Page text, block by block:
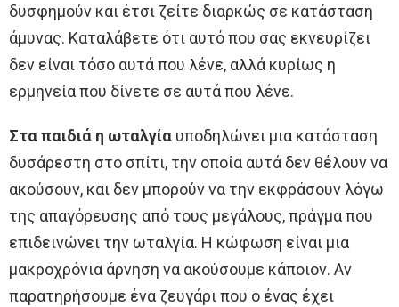
δυσφημούν και έτσι ζείτε διαρκώς σε κατάσταση
άμυνας. Καταλάβετε ότι αυτό που σας εκνευρίζει
δεν είναι τόσο αυτά που λένε, αλλά κυρίως η
ερμηνεία που δίνετε σε αυτά που λένε.
Στα παιδιά η ωταλγία υποδηλώνει μια κατάσταση
δυσάρεστη στο σπίτι, την οποία αυτά δεν θέλουν να
ακούσουν, και δεν μπορούν να την εκφράσουν λόγω
της απαγόρευσης από τους μεγάλους, πράγμα που
επιδεινώνει την ωταλγία. Η κώφωση είναι μια
μακροχρόνια άρνηση να ακούσουμε κάποιον. Αν
παρατηρήσουμε ένα ζευγάρι που ο ένας έχει